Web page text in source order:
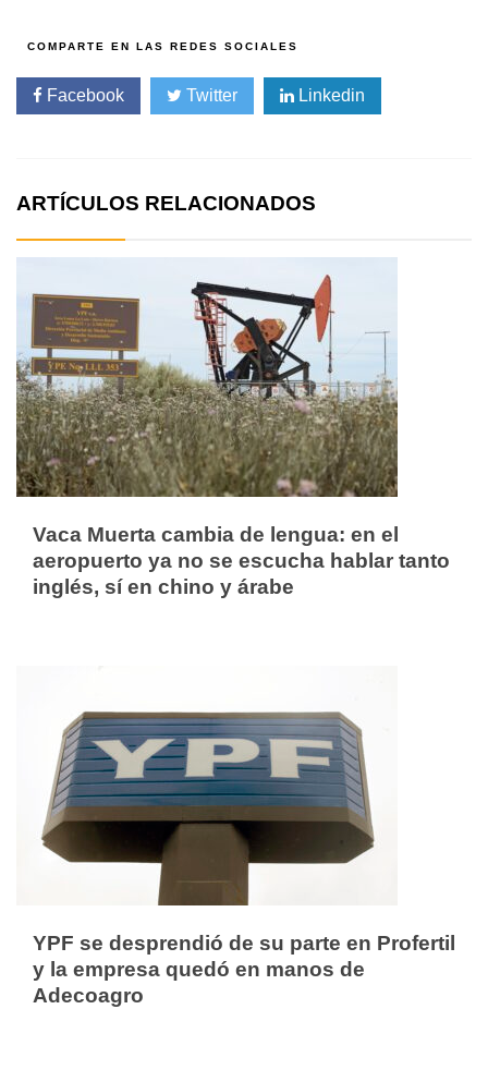
Facebook Twitter Linkedin
ARTÍCULOS RELACIONADOS
Vaca Muerta cambia de lengua: en el
aeropuerto ya no se escucha hablar tanto
inglés, sí en chino y árabe
YPF se desprendió de su parte en Profertil
y la empresa quedó en manos de
Adecoagro